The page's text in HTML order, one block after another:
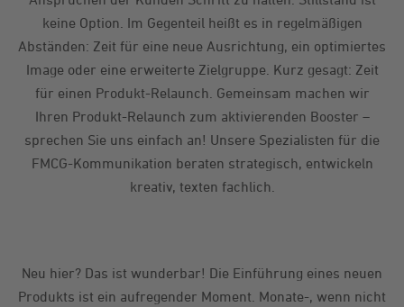
keine Option. Im Gegenteil heißt es in regelmäßigen
Abständen: Zeit für eine neue Ausrichtung, ein optimiertes
Image oder eine erweiterte Zielgruppe. Kurz gesagt: Zeit
für einen Produkt-Relaunch. Gemeinsam machen wir
Ihren Produkt-Relaunch zum aktivierenden Booster –
sprechen Sie uns einfach an! Unsere Spezialisten für die
FMCG-Kommunikation beraten strategisch, entwickeln
kreativ, texten fachlich.
Neu hier? Das ist wunderbar! Die Einführung eines neuen
Produkts ist ein aufregender Moment. Monate-, wenn nicht